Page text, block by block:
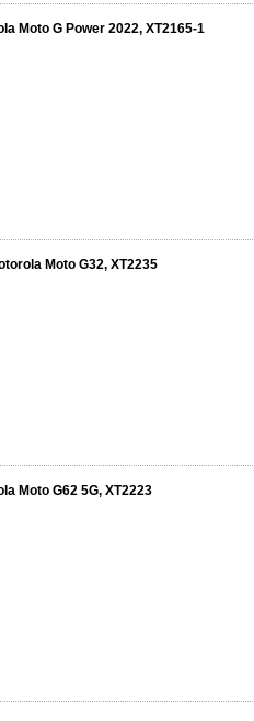
Moto G Power 2022, XT2165-1
Moto G32, XT2235
Moto G62 5G, XT2223